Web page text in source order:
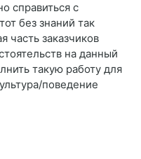
справиться с
без знаний так
часть заказчиков
на данный
такую работу для
поведение